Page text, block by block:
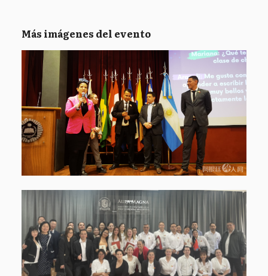
Más imágenes del evento